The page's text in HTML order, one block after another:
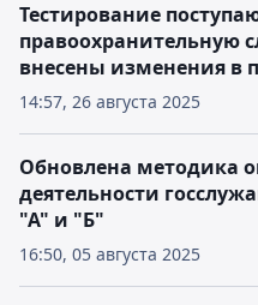
14:57, 26 августа 2025
Тестирование
правоохранительную
внесены изменения в
16:50, 05 августа 2025
Обновлена методика
деятельности
"А" и "Б"